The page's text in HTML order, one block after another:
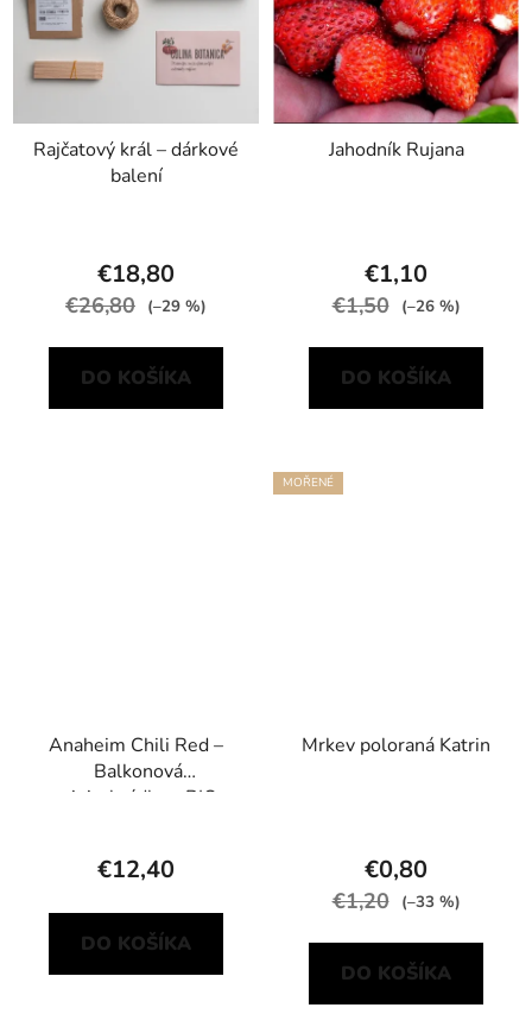
Rajčatový král – dárkové
balení
€18,80
€26,80 (–29 %)
DO KOŠÍKA
Jahodník Rujana
€1,10
€1,50 (–26 %)
DO KOŠÍKA
Anaheim Chili Red –
Balkonová
minizahrádka s BIO
€12,40
DO KOŠÍKA
MOŘENÉ
Mrkev poloraná Katrin
€0,80
€1,20 (–33 %)
DO KOŠÍKA